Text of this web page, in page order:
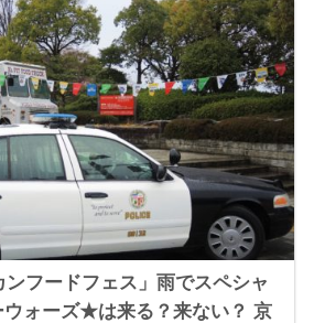
ンフードフェス」雨でスペシャ
ォーズ★は来る？来ない？ 京